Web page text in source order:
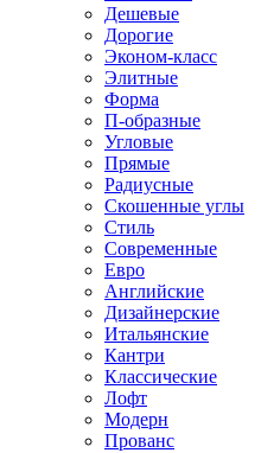
Дешевые
Дорогие
Эконом-класс
Элитные
Форма
П-образные
Угловые
Прямые
Радиусные
Скошенные углы
Стиль
Современные
Евро
Английские
Дизайнерские
Итальянские
Кантри
Классические
Лофт
Модерн
Прованс